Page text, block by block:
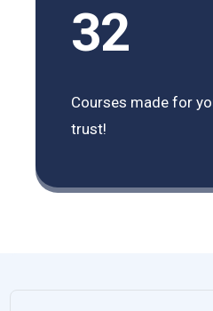
32
Courses made for
trust!